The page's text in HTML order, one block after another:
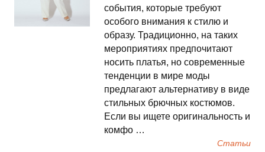
события, которые требуют
особого внимания к стилю и
образу. Традиционно, на таких
мероприятиях предпочитают
носить платья, но современные
тенденции в мире моды
предлагают альтернативу в виде
стильных брючных костюмов.
Если вы ищете оригинальность и
комфо …
Cтатьи